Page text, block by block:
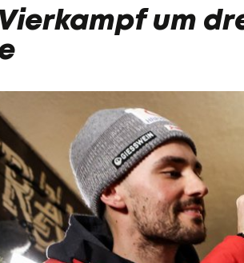
um